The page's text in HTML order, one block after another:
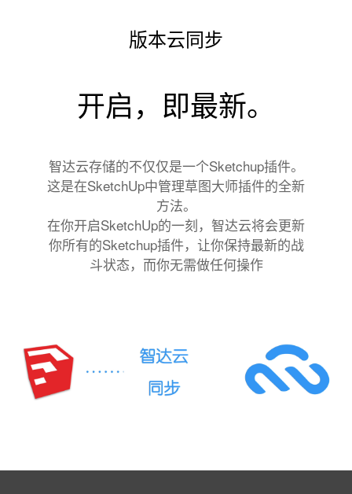
版本云同步
开启，即最新。
智达云存储的不仅仅是一个Sketchup插件。
这是在SketchUp中管理草图大师插件的全新
方法。
在你开启SketchUp的一刻，智达云将会更新
你所有的Sketchup插件，让你保持最新的战
斗状态，而你无需做任何操作